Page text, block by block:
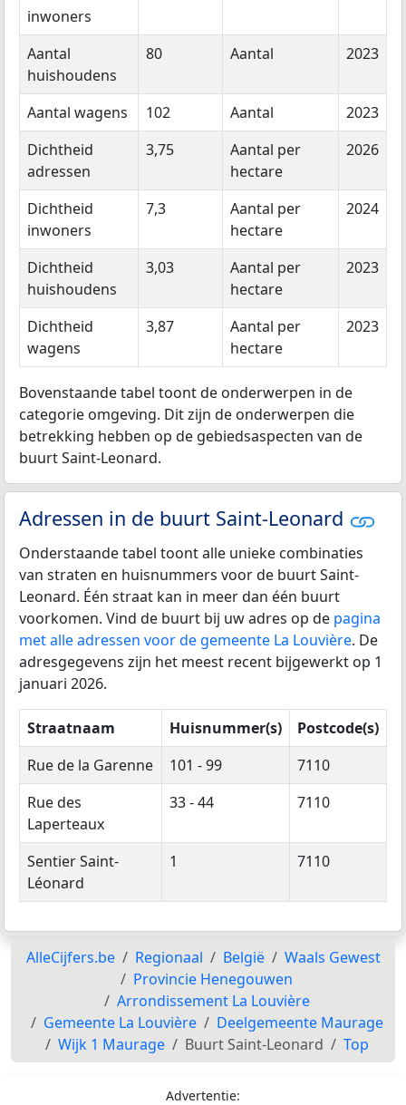
inwoners
Aantal
huishoudens
80 Aantal 2023
Aantal wagens 102 Aantal
2023
Dichtheid
adressen
3,75
Aantal per
hectare
2026
Dichtheid
inwoners
7,3
Aantal per
hectare
2024
Dichtheid
huishoudens
3,03
Aantal per
hectare
2023
Dichtheid
wagens
3,87
Aantal per
hectare
2023
Bovenstaande tabel toont de onderwerpen in de
categorie omgeving. Dit zijn de onderwerpen die
betrekking hebben op de gebiedsaspecten van de
buurt Saint-Leonard.
Adressen in de buurt Saint-Leonard
Onderstaande tabel toont alle unieke combinaties
van straten en huisnummers voor de buurt Saint-
Leonard. Één straat kan in meer dan één buurt
voorkomen. Vind de buurt bij uw adres op de pagina
met alle adressen voor de gemeente La Louvière. De
adresgegevens zijn het meest recent bijgewerkt op 1
januari 2026.
Straatnaam Huisnummer(s)
Postcode(s)
Rue de la Garenne
101 - 99
7110
Rue des
Laperteaux
33 - 44 7110
Sentier Saint-
Léonard
1 7110
AlleCijfers.be Regionaal België
Waals Gewest
Provincie Henegouwen
Arrondissement La Louvière
Gemeente La Louvière
Deelgemeente Maurage
Wijk 1 Maurage
Buurt Saint-Leonard Top
Advertentie: